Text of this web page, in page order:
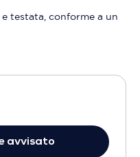
avvisato
testata, conforme a un